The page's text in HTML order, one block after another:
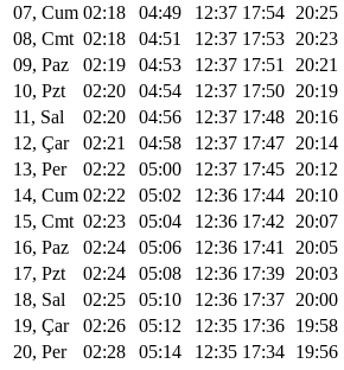
07, Cum 02:18 04:49 12:37 17:54 20:25
08, Cmt 02:18 04:51 12:37 17:53 20:23
09, Paz
02:19 04:53 12:37 17:51 20:21
10, Pzt
02:20 04:54 12:37 17:50 20:19
11, Sal
02:20 04:56 12:37 17:48 20:16
12, Çar
02:21 04:58 12:37 17:47 20:14
13, Per
02:22 05:00 12:37 17:45 20:12
14, Cum 02:22 05:02 12:36 17:44 20:10
15, Cmt 02:23 05:04 12:36 17:42 20:07
16, Paz
02:24 05:06 12:36 17:41 20:05
17, Pzt
02:24 05:08 12:36 17:39 20:03
18, Sal
02:25 05:10 12:36 17:37 20:00
19, Çar
02:26 05:12 12:35 17:36 19:58
20, Per
02:28 05:14 12:35 17:34 19:56